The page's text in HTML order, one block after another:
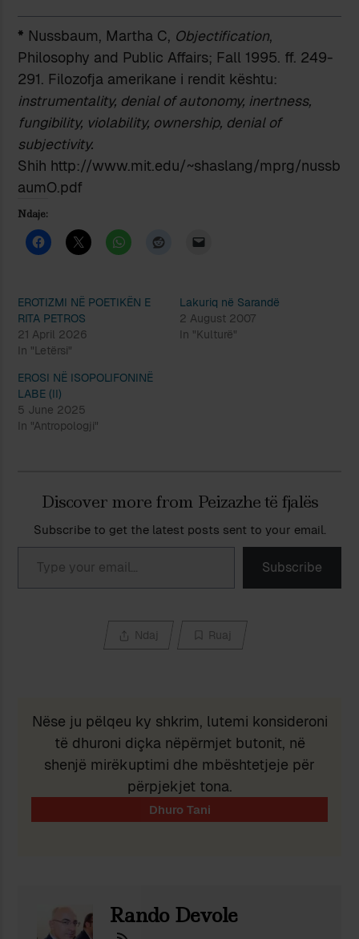
* Nussbaum, Martha C, Objectification,
Philosophy and Public Affairs; Fall 1995. ff. 249-
291. Filozofja amerikane i rendit kështu:
instrumentality, denial of autonomy, inertness,
fungibility, violability, ownership, denial of
subjectivity.
Shih http://www.mit.edu/~shaslang/mprg/nussb
aumO.pdf
Ndaje:
EROTIZMI NË POETIKËN E
RITA PETROS
21 April 2026
In "Letërsi"
Lakuriq në Sarandë
2 August 2007
In "Kulturë"
EROSI NË ISOPOLIFONINË
LABE (II)
5 June 2025
In "Antropologji"
Discover more from Peizazhe të fjalës
Subscribe to get the latest posts sent to your email.
Type your email…
Subscribe
Ndaj Ruaj
Nëse ju pëlqeu ky shkrim, lutemi konsideroni
të dhuroni diçka nëpërmjet butonit, në
shenjë mirëkuptimi dhe mbështetjeje për
përpjekjet tona.
Rando Devole